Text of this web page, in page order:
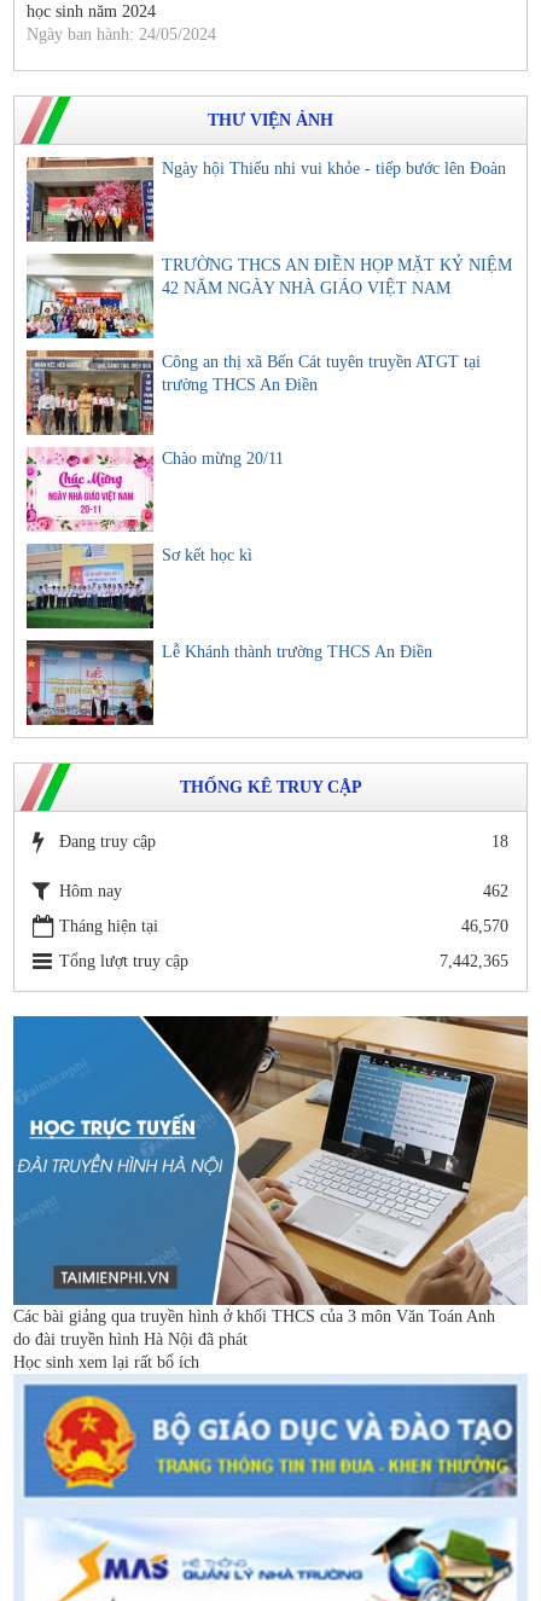
học sinh năm 2024
Ngày ban hành: 24/05/2024
THƯ VIỆN ẢNH
Ngày hội Thiếu nhi vui khỏe - tiếp bước lên Đoàn
TRƯỜNG THCS AN ĐIỀN HỌP MẶT KỶ NIỆM
42 NĂM NGÀY NHÀ GIÁO VIỆT NAM
Công an thị xã Bến Cát tuyên truyền ATGT tại
trường THCS An Điền
Chào mừng 20/11
Sơ kết học kì
Lễ Khánh thành trường THCS An Điền
THỐNG KÊ TRUY CẬP
Đang truy cập 18
Hôm nay
462
Tháng hiện tại
46,570
Tổng lượt truy cập
7,442,365
Các bài giảng qua truyền hình ở khối THCS của 3 môn Văn Toán Anh
do đài truyền hình Hà Nội đã phát
Học sinh xem lại rất bổ ích